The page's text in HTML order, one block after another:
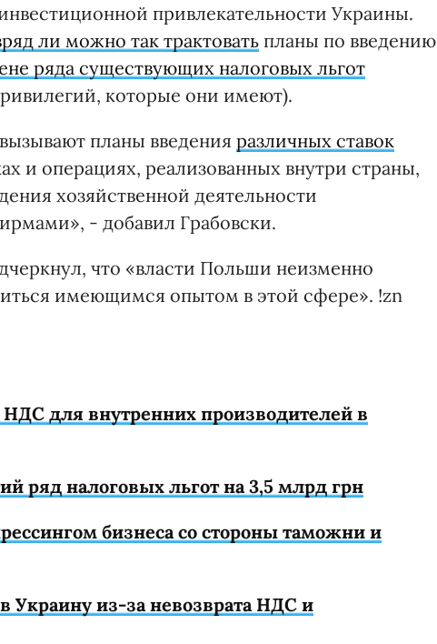
привлекательности Украины.
ли можно так трактовать планы по введению
ряда существующих налоговых льгот
которые они имеют).
планы введения различных ставок
и операциях, реализованных внутри страны,
хозяйственной деятельности
- добавил Грабовски.
что «власти Польши неизменно
имеющимся опытом в этой сфере». !zn
для внутренних производителей в
ряд налоговых льгот на 3,5 млрд грн
бизнеса со стороны таможни и
Украину из-за невозврата НДС и